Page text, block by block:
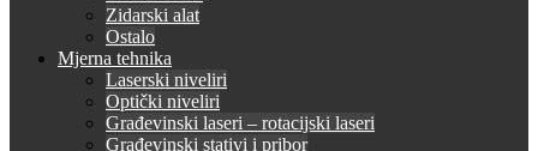
Zidarski alat
Ostalo
Mjerna tehnika
Laserski niveliri
Optički niveliri
Građevinski laseri – rotacijski laseri
Građevinski stativi i pribor